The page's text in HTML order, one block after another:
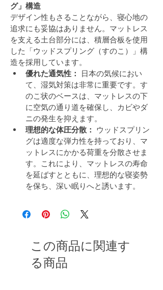
グ」構造
デザイン性もさることながら、寝心地の
追求にも妥協はありません。マットレス
を支える土台部分には、積層合板を使用
した「ウッドスプリング（すのこ）」構
造を採用しています。
優れた通気性：
日本の気候におい
て、湿気対策は非常に重要です。す
のこ状のベースは、マットレスの下
に空気の通り道を確保し、カビやダ
ニの発生を抑えます。
理想的な体圧分散： ウッドスプリン
グは適度な弾力性を持っており、マ
ットレスにかかる荷重を分散させま
す。これにより、マットレスの寿命
を延ばすとともに、理想的な寝姿勢
を保ち、深い眠りへと誘います。
この商品に関連す
る商品